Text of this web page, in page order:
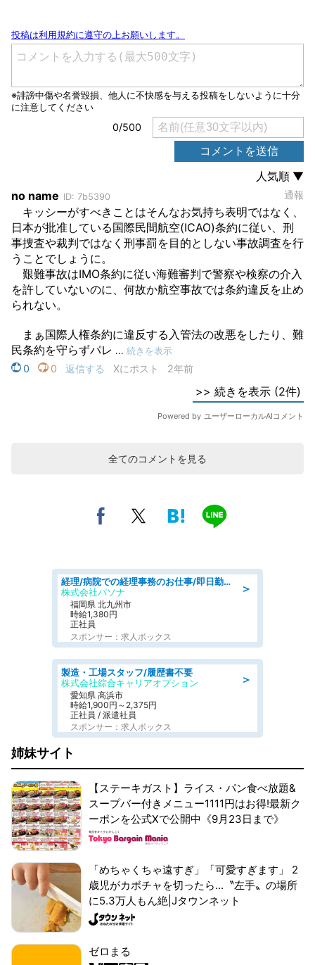
全てのコメントを見る
＞
経理/病院での経理事務のお仕事/即日勤務可/車通勤可/経理/一般事務
株式会社パソナ
福岡県 北九州市
時給1,380円
正社員
スポンサー：求人ボックス
＞
製造・工場スタッフ/履歴書不要
株式会社綜合キャリアオプション
愛知県 高浜市
時給1,900円～2,375円
正社員 / 派遣社員
スポンサー：求人ボックス
姉妹サイト
【ステーキガスト】ライス・パン食べ放題&
スープバー付きメニュー1111円はお得!最新ク
ーポンを公式Xで公開中《9月23日まで》
「めちゃくちゃ遠すぎ」「可愛すぎます」 2
歳児がカボチャを切ったら...〝左手〟の場所
に5.3万人もん絶|Jタウンネット
ゼロまる